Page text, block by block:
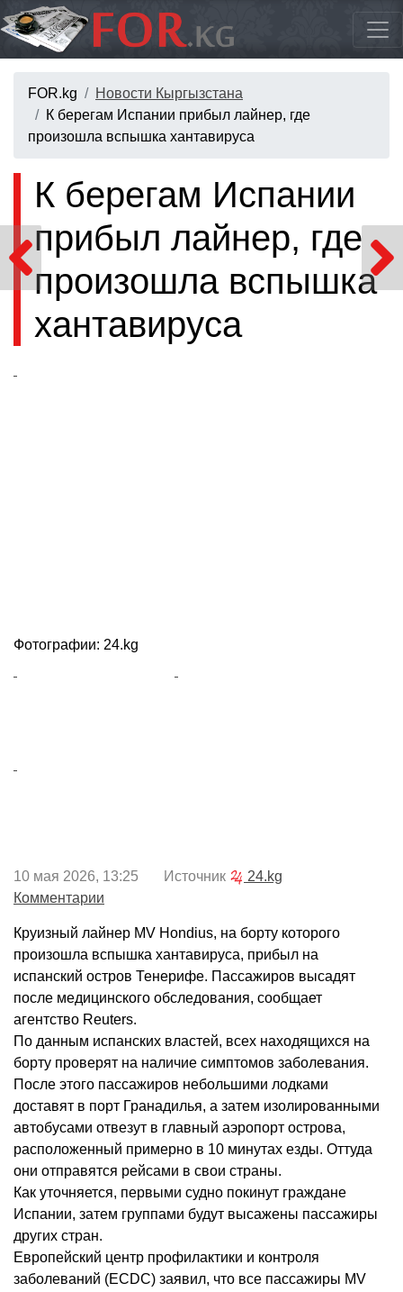
FOR.kg
Новости Кыргызстана
К берегам Испании прибыл лайнер, где
произошла вспышка хантавируса
К берегам Испании
прибыл лайнер, где
произошла вспышка
хантавируса
Фотографии: 24.kg
10 мая 2026, 13:25 Источник
24.kg
Комментарии
Круизный лайнер MV Hondius, на борту которого
произошла вспышка хантавируса, прибыл на
испанский остров Тенерифе. Пассажиров высадят
после медицинского обследования, сообщает
агентство Reuters.
По данным испанских властей, всех находящихся на
борту проверят на наличие симптомов заболевания.
После этого пассажиров небольшими лодками
доставят в порт Гранадилья, а затем изолированными
автобусами отвезут в главный аэропорт острова,
расположенный примерно в 10 минутах езды. Оттуда
они отправятся рейсами в свои страны.
Как уточняется, первыми судно покинут граждане
Испании, затем группами будут высажены пассажиры
других стран.
Европейский центр профилактики и контроля
заболеваний (ECDC) заявил, что все пассажиры MV